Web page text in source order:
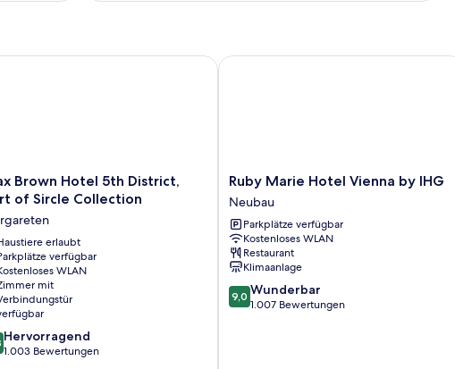
Brown Hotel 5th District,
of Sircle Collection
erlaubt
verfügbar
WLAN
mit
Hervorragend
1.003 Bewertungen
Brown Hotel 5th District, part of Sircle Collection
Ruby
Marie
Hotel
Vienna
by
IHG
Neubau
Ruby Marie Hotel Vienna by IHG
Neubau
Parkplätze verfügbar
Kostenloses WLAN
Restaurant
Klimaanlage
9.0
von
9,0 Wunderbar
1.007 Bewertungen
Ruby Marie Hotel Vienna by IHG